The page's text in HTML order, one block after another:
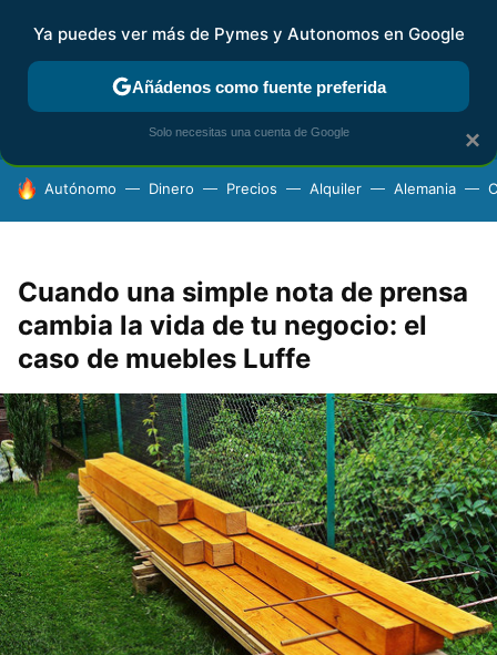
FISCALIDAD Y CONTABILIDAD KIT DIGITAL RENTA
HOY SE HABLA DE
Autónomo Dinero Precios Alquiler Alemania
Cuando una simple nota de prensa
cambia la vida de tu negocio: el
caso de muebles Luffe
×
Ya puedes ver más de Pymes y Autonomos en Google
Añádenos como fuente preferida
Solo necesitas una cuenta de Google